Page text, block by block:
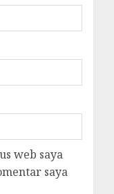
web saya
saya